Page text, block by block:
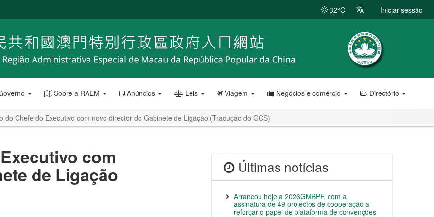
32°C Iniciar sessão
Sobre a RAEM Anúncios Leis Viagem Negócios e comércio Directório
do Chefe do Executivo com novo director do Gabinete de Ligação (Tradução do GCS)
com
de Ligação Últimas notícias
Arrancou hoje a 2026GMBPF, com a
assinatura de 49 projectos de cooperação a
reforçar o papel de plataforma de convenções